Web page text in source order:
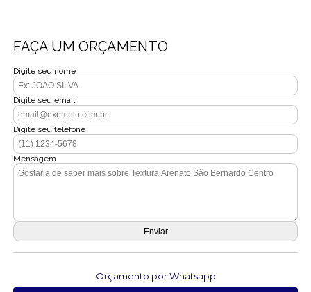
FAÇA UM ORÇAMENTO
Digite seu nome
Digite seu email
Digite seu telefone
Mensagem
Orçamento por Whatsapp